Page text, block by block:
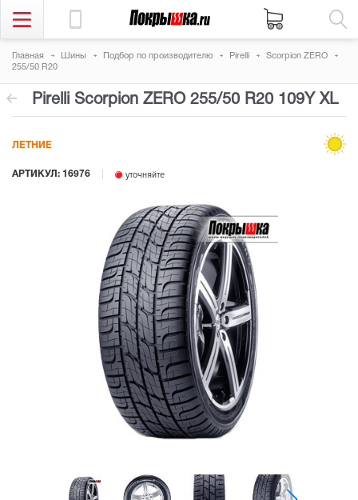
Главная Шины Подбор по производителю Pirelli
Scorpion ZERO
255/50 R20
Pirelli Scorpion ZERO 255/50 R20 109Y XL
АРТИКУЛ: 16976 уточняйте
ЛЕТНИЕ